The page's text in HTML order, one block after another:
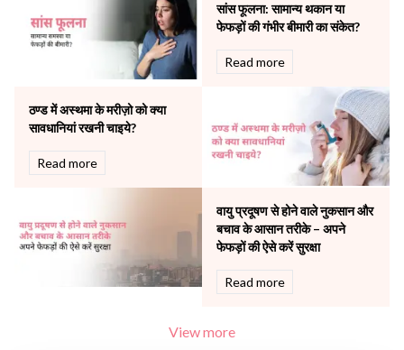
The Breast Centre
The Oncology Centre
Water Birthing
Women Wellness
सांस फूलना: सामान्य थकान या
फेफड़ों की गंभीर बीमारी का संकेत?
Read more
ठण्ड में अस्थमा के मरीज़ो को क्या
सावधानियां रखनी चाइये?
Read more
वायु प्रदूषण से होने वाले नुकसान और
बचाव के आसान तरीके – अपने
फेफड़ों की ऐसे करें सुरक्षा
Read more
View more